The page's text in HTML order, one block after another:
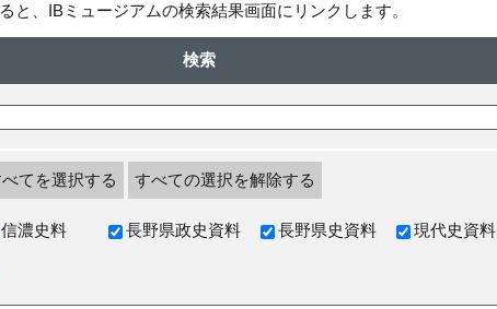
と、IBミュージアムの検索結果画面にリンクします。
検索
てを選択する すべての選択を解除する
信濃史料 長野県政史資料 長野県史資料 現代史資料